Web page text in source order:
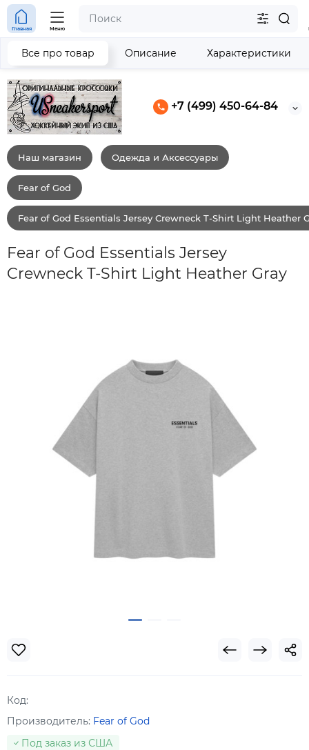
+7 (499) 450-64-84
Главная Меню
Наш магазин Одежда и Аксессуары
Fear of God
Fear of God Essentials Jersey Crewneck T-Shirt Light Heather
Fear of God Essentials Jersey
Crewneck T-Shirt Light Heather Gray
Все про товар Описание Характеристики
Код:
Производитель: Fear of God
Под заказ из США